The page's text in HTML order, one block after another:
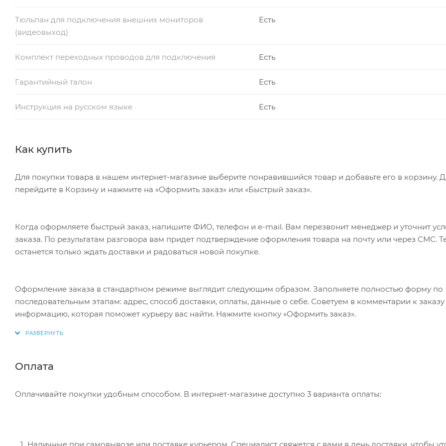
Тюльпан для подключения внешних мониторов
(видеовыход)
Есть
Комплект переходных проводов для подключения Есть
Гарантийный талон Есть
Инструкция на русском языке Есть
Как купить
Для покупки товара в нашем интернет-магазине выберите понравившийся товар и добавьте его в корзину.
перейдите в Корзину и нажмите на «Оформить заказ» или «Быстрый заказ».
Когда оформляете быстрый заказ, напишите ФИО, телефон и e-mail. Вам перезвонит менеджер и уточнит
заказа. По результатам разговора вам придет подтверждение оформления товара на почту или через СМС.
останется только ждать доставки и радоваться новой покупке.
Оформление заказа в стандартном режиме выглядит следующим образом. Заполняете полностью форму по
последовательным этапам: адрес, способ доставки, оплаты, данные о себе. Советуем в комментарии к заказу
информацию, которая поможет курьеру вас найти. Нажмите кнопку «Оформить заказ».
Оплата
Оплачивайте покупки удобным способом. В интернет-магазине доступно 3 варианта оплаты: